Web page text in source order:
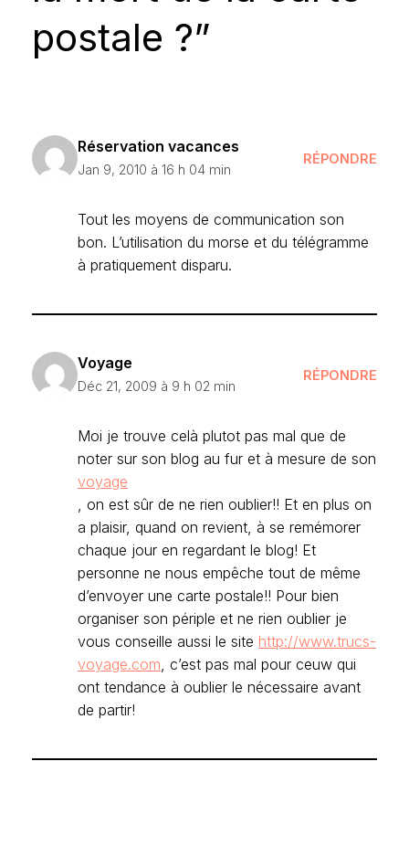
postale ?”
Réservation vacances
Jan 9, 2010 à 16 h 04 min
RÉPONDRE
Tout les moyens de communication son
bon. L’utilisation du morse et du télégramme
à pratiquement disparu.
Voyage
Déc 21, 2009 à 9 h 02 min
RÉPONDRE
Moi je trouve celà plutot pas mal que de
noter sur son blog au fur et à mesure de son
voyage
, on est sûr de ne rien oublier!! Et en plus on
a plaisir, quand on revient, à se remémorer
chaque jour en regardant le blog! Et
personne ne nous empêche tout de même
d’envoyer une carte postale!! Pour bien
organiser son périple et ne rien oublier je
vous conseille aussi le site http://www.trucs-
voyage.com, c’est pas mal pour ceuw qui
ont tendance à oublier le nécessaire avant
de partir!